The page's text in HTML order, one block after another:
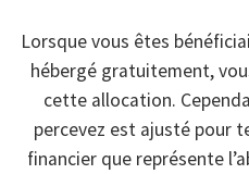
Lorsque vous êtes
hébergé gratuitement,
cette allocation.
percevez est ajusté pour
financier que représente